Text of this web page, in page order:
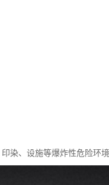
染、设施等爆炸性危险环